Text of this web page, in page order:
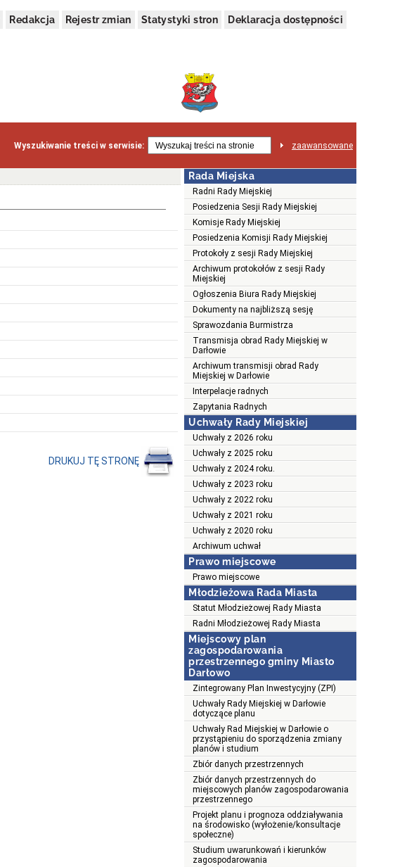
Redakcja Rejestr zmian Statystyki stron Deklaracja dostępności
Wyszukiwanie treści w serwisie: zaawansowane
DRUKUJ TĘ STRONĘ
Rada Miejska
Radni Rady Miejskiej
Posiedzenia Sesji Rady Miejskiej
Komisje Rady Miejskiej
Posiedzenia Komisji Rady Miejskiej
Protokoły z sesji Rady Miejskiej
Archiwum protokołów z sesji Rady
Miejskiej
Ogłoszenia Biura Rady Miejskiej
Dokumenty na najbliższą sesję
Sprawozdania Burmistrza
Transmisja obrad Rady Miejskiej w
Darłowie
Archiwum transmisji obrad Rady
Miejskiej w Darłowie
Interpelacje radnych
Zapytania Radnych
Uchwały Rady Miejskiej
Uchwały z 2026 roku
Uchwały z 2025 roku
Uchwały z 2024 roku.
Uchwały z 2023 roku
Uchwały z 2022 roku
Uchwały z 2021 roku
Uchwały z 2020 roku
Archiwum uchwał
Prawo miejscowe
Prawo miejscowe
Młodzieżowa Rada Miasta
Statut Młodzieżowej Rady Miasta
Radni Młodzieżowej Rady Miasta
Miejscowy plan
zagospodarowania
przestrzennego gminy Miasto
Darłowo
Zintegrowany Plan Inwestycyjny (ZPI)
Uchwały Rady Miejskiej w Darłowie
dotyczące planu
Uchwały Rad Miejskiej w Darłowie o
przystąpieniu do sporządzenia zmiany
planów i studium
Zbiór danych przestrzennych
Zbiór danych przestrzennych do
miejscowych planów zagospodarowania
przestrzennego
Projekt planu i prognoza oddziaływania
na środowisko (wyłożenie/konsultacje
społeczne)
Studium uwarunkowań i kierunków
zagospodarowania